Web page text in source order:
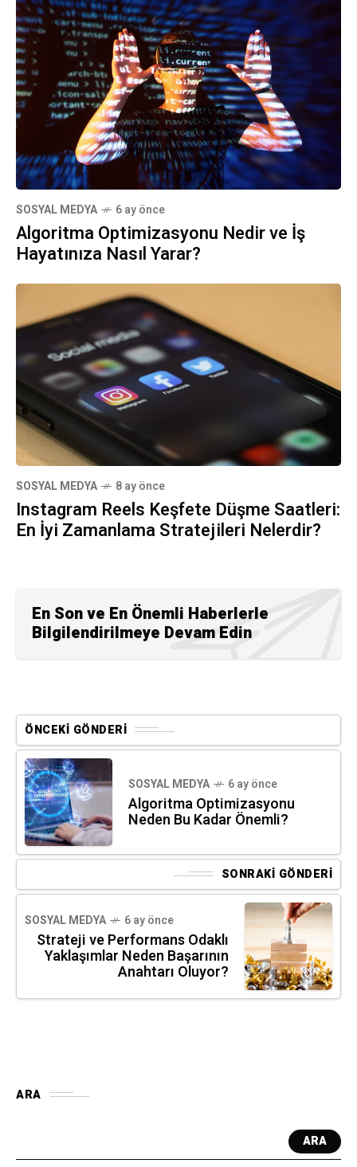
SOSYAL MEDYA 6 ay önce
Algoritma Optimizasyonu Nedir ve İş
Hayatınıza Nasıl Yarar?
SOSYAL MEDYA 8 ay önce
Instagram Reels Keşfete Düşme Saatleri:
En İyi Zamanlama Stratejileri Nelerdir?
En Son ve En Önemli Haberlerle
Bilgilendirilmeye Devam Edin
ÖNCEKI GÖNDERI
SOSYAL MEDYA 6 ay önce
Algoritma Optimizasyonu
Neden Bu Kadar Önemli?
SONRAKI GÖNDERI
SOSYAL MEDYA 6 ay önce
Strateji ve Performans Odaklı
Yaklaşımlar Neden Başarının
Anahtarı Oluyor?
ARA
ARA